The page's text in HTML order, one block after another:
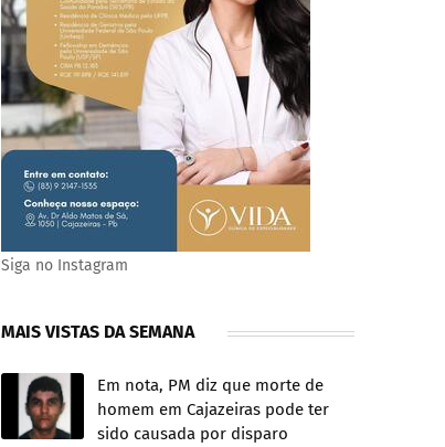
Siga no Instagram
MAIS VISTAS DA SEMANA
Em nota, PM diz que morte de
homem em Cajazeiras pode ter
sido causada por disparo